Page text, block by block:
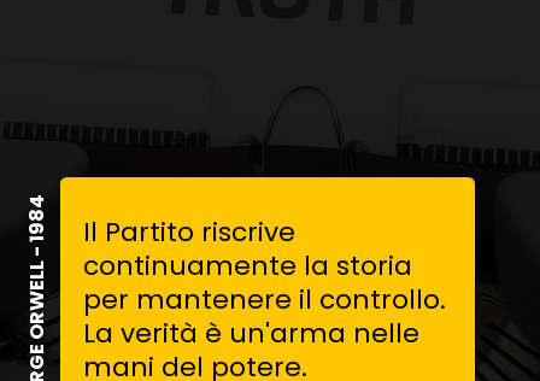
Il Partito riscrive
continuamente la storia
per mantenere il controllo.
La verità è un'arma nelle
mani del potere.
GEORGE ORWELL - 1984